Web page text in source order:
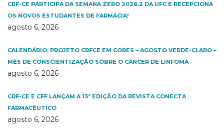
CRF-CE PARTICIPA DA SEMANA ZERO 2026.2 DA UFC E RECEPCIONA
OS NOVOS ESTUDANTES DE FARMÁCIA!
agosto 6, 2026
CALENDÁRIO: PROJETO CRFCE EM CORES – AGOSTO VERDE-CLARO –
MÊS DE CONSCIENTIZAÇÃO SOBRE O CÂNCER DE LINFOMA
agosto 6, 2026
CRF-CE E CFF LANÇAM A 13ª EDIÇÃO DA REVISTA CONECTA
FARMACÊUTICO
agosto 6, 2026